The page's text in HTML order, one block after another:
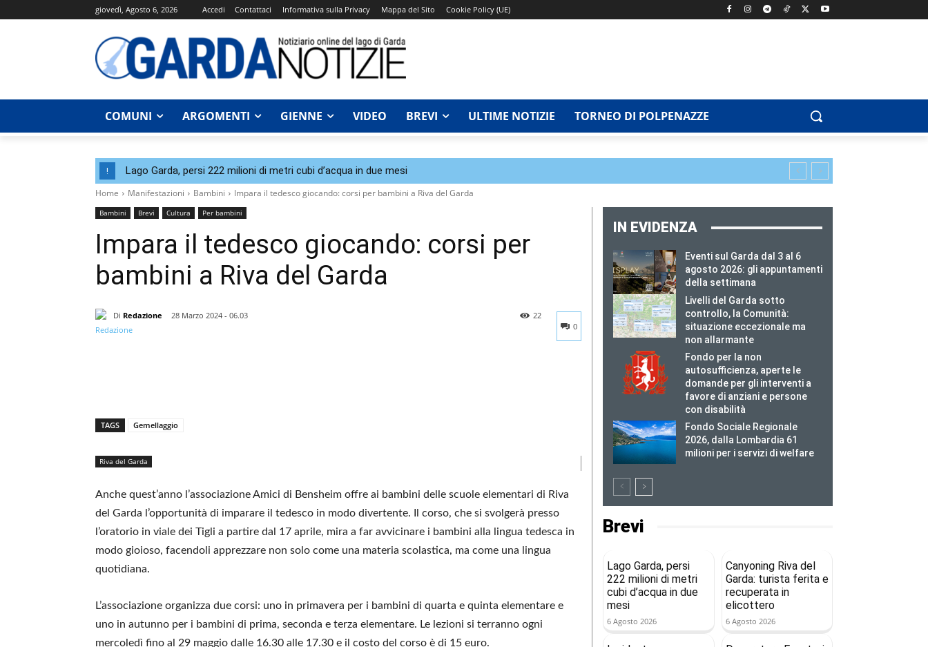
giovedì, Agosto 6, 2026 Accedi Contattaci Informativa sulla Privacy Mappa del Sito Cookie Policy (UE)
COMUNI ARGOMENTI GIENNE VIDEO BREVI ULTIME NOTIZIE TORNEO DI POLPENAZZE
! Lago Garda, persi 222 milioni di metri cubi d’acqua in due mesi
Home Manifestazioni Bambini Impara il tedesco giocando: corsi per bambini a Riva del Garda
Bambini Brevi Cultura Per bambini
Impara il tedesco giocando: corsi per
bambini a Riva del Garda
Di Redazione
28 Marzo 2024 - 06.03
0
22
TAGS Gemellaggio
Riva del Garda
Anche quest’anno l’associazione Amici di Bensheim offre ai bambini delle scuole elementari di Riva
del Garda l’opportunità di imparare il tedesco in modo divertente. Il corso, che si svolgerà presso
l’oratorio in viale dei Tigli a partire dal 17 aprile, mira a far avvicinare i bambini alla lingua tedesca in
modo gioioso, facendoli apprezzare non solo come una materia scolastica, ma come una lingua
quotidiana.
L’associazione organizza due corsi: uno in primavera per i bambini di quarta e quinta elementare e
uno in autunno per i bambini di prima, seconda e terza elementare. Le lezioni si terranno ogni
mercoledì fino al 29 maggio dalle 16.30 alle 17.30 e il costo del corso è di 15 euro.
IN EVIDENZA
Eventi sul Garda dal 3 al 6
agosto 2026: gli appuntamenti
della settimana
Livelli del Garda sotto
controllo, la Comunità:
situazione eccezionale ma
non allarmante
Fondo per la non
autosufficienza, aperte le
domande per gli interventi a
favore di anziani e persone
con disabilità
Fondo Sociale Regionale
2026, dalla Lombardia 61
milioni per i servizi di welfare
Brevi
Lago Garda, persi
222 milioni di metri
cubi d’acqua in due
mesi
6 Agosto 2026
Canyoning Riva del
Garda: turista ferita e
recuperata in
elicottero
6 Agosto 2026